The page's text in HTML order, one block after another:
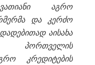
აგრო
და კერძო
აისახა
პორთველის
კრედიტების